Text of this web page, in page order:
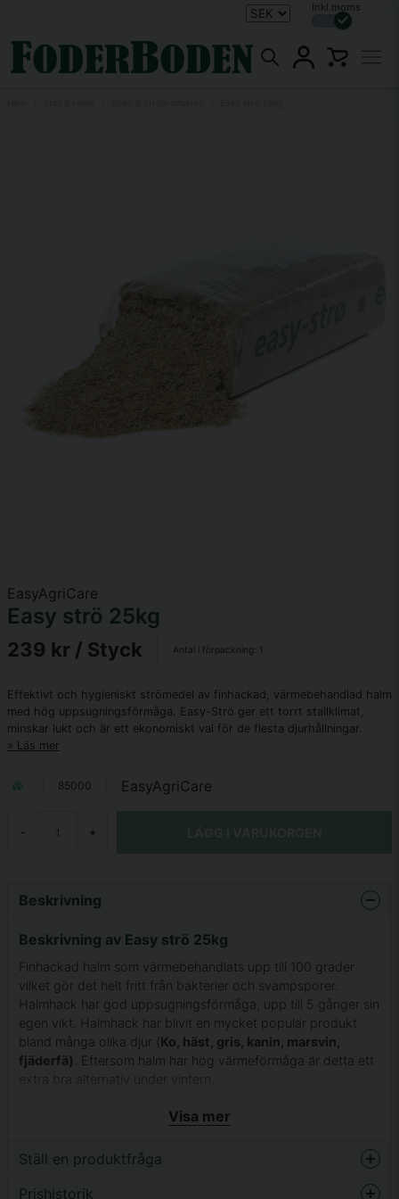
Inkl.moms
EasyAgriCare
Easy strö 25kg
239 kr / Styck Antal i förpackning: 1
Effektivt och hygieniskt strömedel av finhackad, värmebehandlad halm
med hög uppsugningsförmåga. Easy-Strö ger ett torrt stallklimat,
minskar lukt och är ett ekonomiskt val för de flesta djurhållningar.
Läs mer
85000 EasyAgriCare
- +
Beskrivning
Beskrivning av Easy strö 25kg
Finhackad halm som värmebehandlats upp till 100 grader
vilket gör det helt fritt från bakterier och svampsporer.
Halmhack har god uppsugningsförmåga, upp till 5 gånger sin
egen vikt. Halmhack har blivit en mycket populär produkt
bland många olika djur (Ko, häst, gris, kanin, marsvin,
fjäderfä)
. Eftersom halm har hög värmeförmåga är detta ett
extra bra alternativ under vintern.
EasyStrö är en mycket miljövänlig produkt som kan
återanvändas i jorden såväl som i trädgården. Produkten har
Visa mer
Ställ en produktfråga
Prishistorik